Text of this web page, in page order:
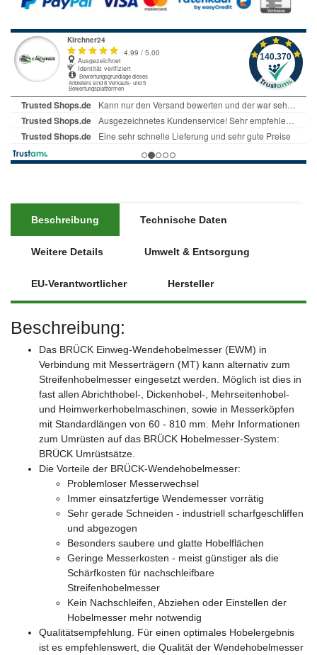
Beschreibung Technische Daten
Weitere Details Umwelt & Entsorgung
EU-Verantwortlicher Hersteller
Beschreibung:
Das BRÜCK Einweg-Wendehobelmesser (EWM) in
Verbindung mit Messerträgern (MT) kann alternativ zum
Streifenhobelmesser eingesetzt werden. Möglich ist dies in
fast allen Abrichthobel-, Dickenhobel-, Mehrseitenhobel-
und Heimwerkerhobelmaschinen, sowie in Messerköpfen
mit Standardlängen von 60 - 810 mm. Mehr Informationen
zum Umrüsten auf das BRÜCK Hobelmesser-System:
BRÜCK Umrüstsätze.
Die Vorteile der BRÜCK-Wendehobelmesser:
Problemloser Messerwechsel
Immer einsatzfertige Wendemesser vorrätig
Sehr gerade Schneiden - industriell scharfgeschliffen
und abgezogen
Besonders saubere und glatte Hobelflächen
Geringe Messerkosten - meist günstiger als die
Schärfkosten für nachschleifbare
Streifenhobelmesser
Kein Nachschleifen, Abziehen oder Einstellen der
Hobelmesser mehr notwendig
Qualitätsempfehlung. Für einen optimales Hobelergebnis
ist es empfehlenswert, die Qualität der Wendehobelmesser